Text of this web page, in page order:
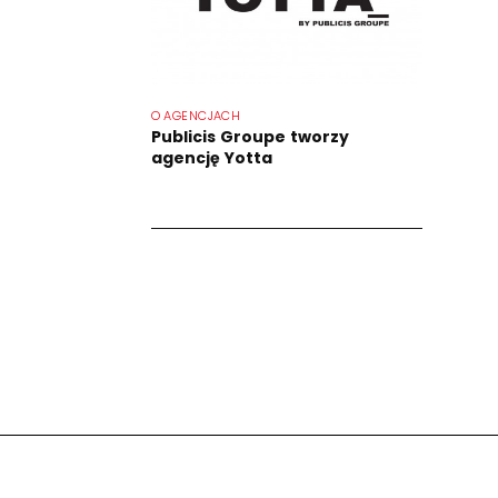
O AGENCJACH
Publicis Groupe tworzy
agencję Yotta